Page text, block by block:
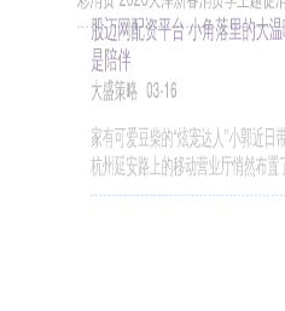
股迈网配资平台 小角落里的大
03-16
家有可爱豆柴的“炫宠达人”小郭近
杭州延安路上的移动营业厅悄然布